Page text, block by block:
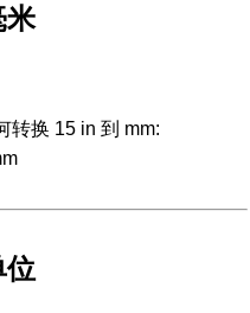
米
转换 15 in 到 mm:
位